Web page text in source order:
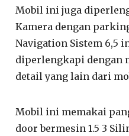
Mobil ini juga
Kamera dengan
Navigation Sistem 6,5
diperlengkapi dengan
detail yang lain dari
Mobil ini memakai
door bermesin 1.5 3